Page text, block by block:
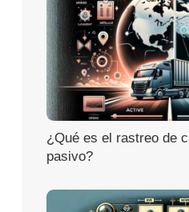
¿Qué es el rastreo de
pasivo?